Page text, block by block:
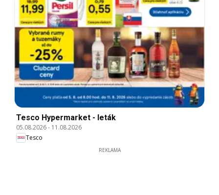
Tesco Hypermarket - leták
05.08.2026- 11.08.2026
Tesco
REKLAMA